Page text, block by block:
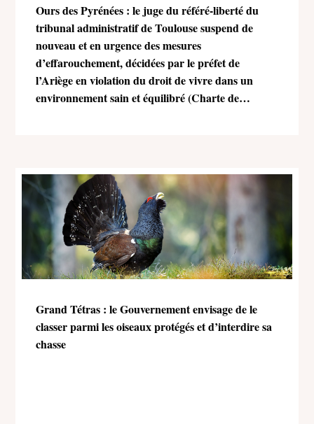
Ours des Pyrénées : le juge du référé-liberté du
tribunal administratif de Toulouse suspend de
nouveau et en urgence des mesures
d’effarouchement, décidées par le préfet de
l’Ariège en violation du droit de vivre dans un
environnement sain et équilibré (Charte de
Grand Tétras : le Gouvernement envisage de le
classer parmi les oiseaux protégés et d’interdire sa
chasse